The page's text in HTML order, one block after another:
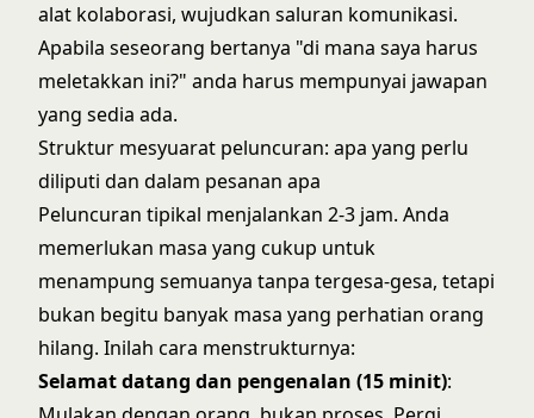
alat kolaborasi, wujudkan saluran komunikasi.
Apabila seseorang bertanya "di mana saya harus
meletakkan ini?" anda harus mempunyai jawapan
yang sedia ada.
Struktur mesyuarat peluncuran: apa yang perlu
diliputi dan dalam pesanan apa
Peluncuran tipikal menjalankan 2-3 jam. Anda
memerlukan masa yang cukup untuk
menampung semuanya tanpa tergesa-gesa, tetapi
bukan begitu banyak masa yang perhatian orang
hilang. Inilah cara menstrukturnya:
Selamat datang dan pengenalan (15 minit):